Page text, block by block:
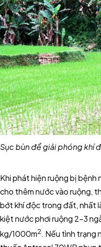
Sục bùn để giải phóng khí
Khi phát hiện ruộng bị
cho thêm nước vào ruộng,
bớt khí độc trong đất, nhất
kiệt nước phơi ruộng 2-3
kg/1000m2. Nếu tình trạng